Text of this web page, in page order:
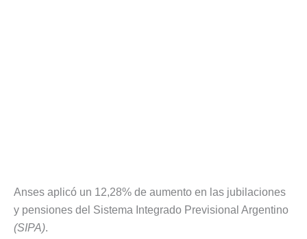
Anses aplicó un 12,28% de aumento en las jubilaciones
y pensiones del Sistema Integrado Previsional Argentino
(SIPA).